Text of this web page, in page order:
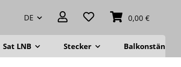
DE 0,00 €
Sat LNB Stecker Balkonständer